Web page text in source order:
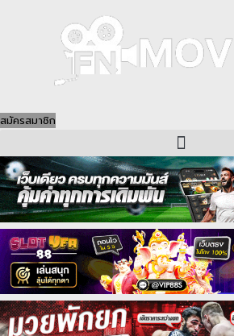
สมัครสมาชิก